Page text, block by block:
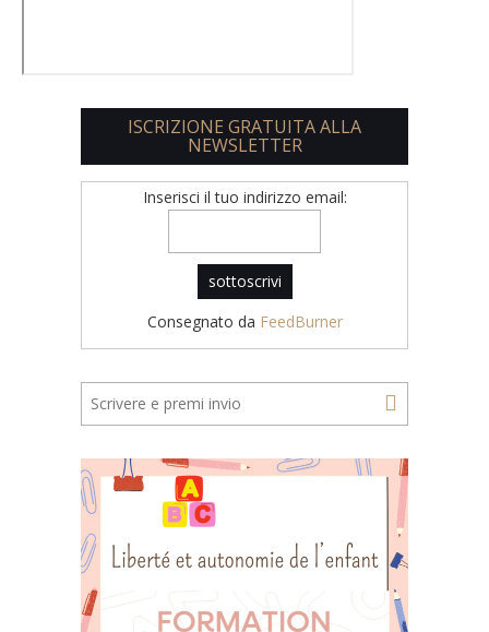
ISCRIZIONE GRATUITA ALLA
NEWSLETTER
Inserisci il tuo indirizzo email:
Consegnato da FeedBurner